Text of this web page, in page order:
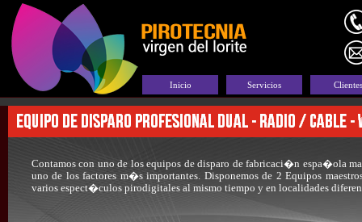
Contamos con uno de los equipos de disparo de fabricaci�n espa�ola
uno de los factores m�s importantes. Disponemos de 2 Equipos
varios espect�culos pirodigitales al mismo tiempo y en localidades
Inicio Servicios Clientes